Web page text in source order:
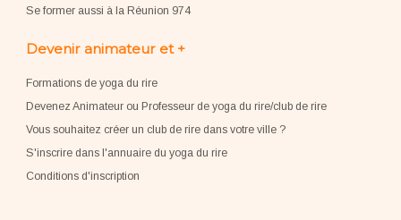
Se former aussi à la Réunion 974
Devenir animateur et +
Formations de yoga du rire
Devenez Animateur ou Professeur de yoga du rire/club de rire
Vous souhaitez créer un club de rire dans votre ville ?
S'inscrire dans l'annuaire du yoga du rire
Conditions d'inscription